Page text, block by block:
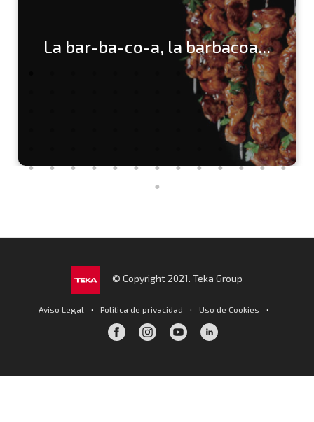
La bar-ba-co-a, la barbacoa...
© Copyright 2021. Teka Group
Aviso Legal · Política de privacidad · Uso de Cookies ·